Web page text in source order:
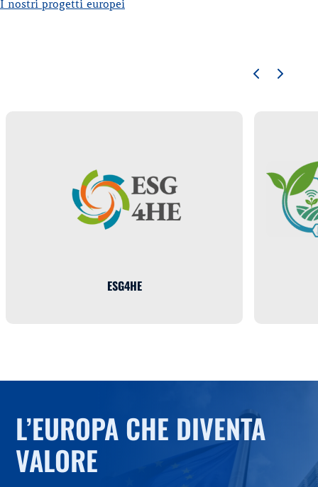
I nostri progetti europei
ESG4HE
L’EUROPA CHE DIVENTA
VALORE